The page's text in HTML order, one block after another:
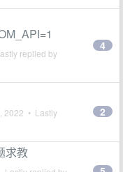
replied by
4
2022 • Lastly
2
求教